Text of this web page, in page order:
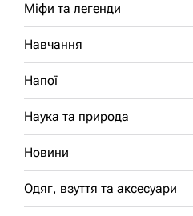
Міфи та легенди
Навчання
Напої
Наука та природа
Новини
Одяг, взуття та аксесуари